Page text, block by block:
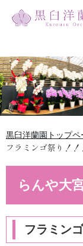
黒臼洋蘭園トップペ
フラミンゴ祭り！！
らんや大
フラミン